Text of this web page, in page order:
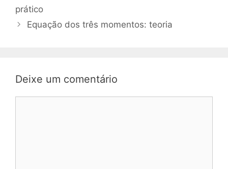
prático
Equação dos três momentos: teoria
Deixe um comentário